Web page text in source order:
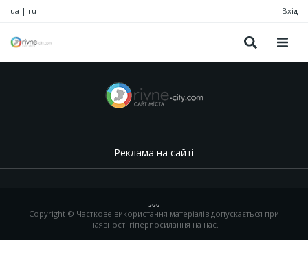
ua | ru Вхід
Реклама на сайті
.,.,.
Copyright © Часткове використання матеріалів допускається при
наявності гіперпосилання на нас.